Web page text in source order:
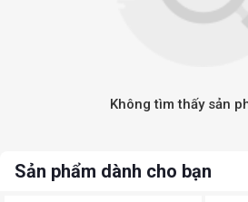
Không tìm thấy sản
Sản phẩm dành cho bạn